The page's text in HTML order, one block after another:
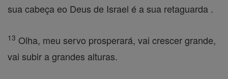
sua cabeça eo Deus de Israel é a sua retaguarda .
13 Olha, meu servo prosperará, vai crescer grande,
vai subir a grandes alturas.